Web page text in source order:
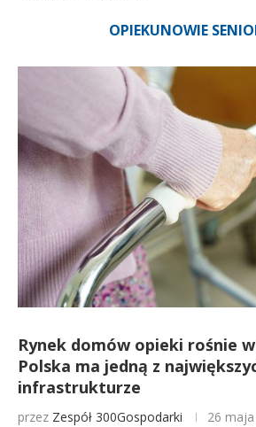
OPIEKUNOWIE
Rynek domów opieki rośnie
Polska ma jedną z
infrastrukturze
przez Zespół 300Gospodarki 26